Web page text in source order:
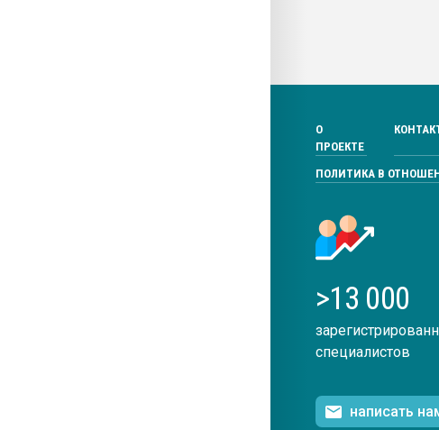
О
ПРОЕКТЕ
ПОЛИТИКА В
>13 000
специалистов
написать